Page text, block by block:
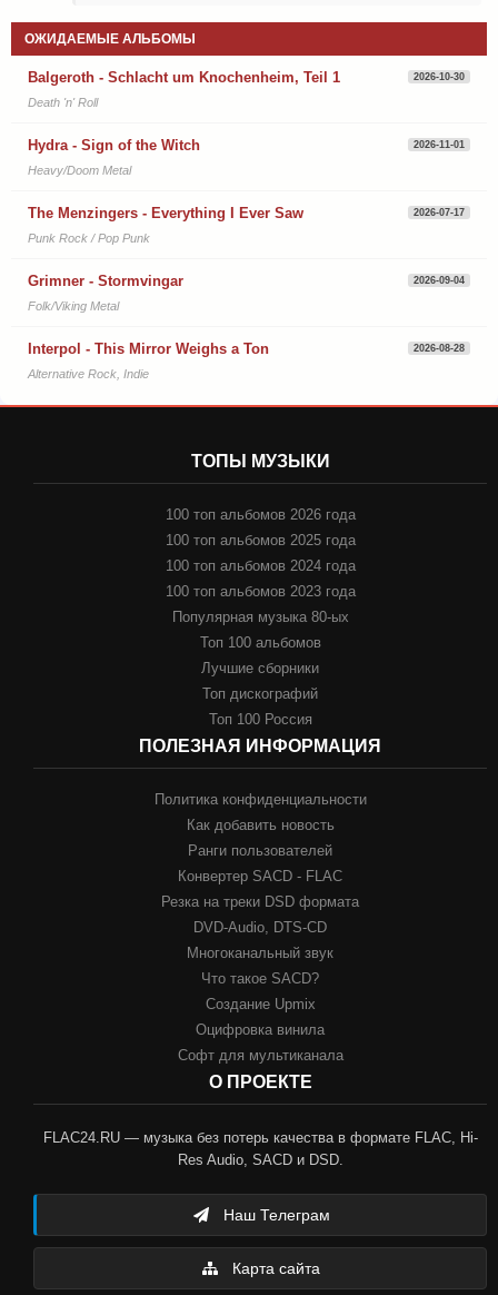
ОЖИДАЕМЫЕ АЛЬБОМЫ
Balgeroth - Schlacht um Knochenheim, Teil 1 2026-10-30
Death 'n' Roll
Hydra - Sign of the Witch 2026-11-01
Heavy/Doom Metal
The Menzingers - Everything I Ever Saw 2026-07-17
Punk Rock / Pop Punk
Grimner - Stormvingar 2026-09-04
Folk/Viking Metal
Interpol - This Mirror Weighs a Ton 2026-08-28
Alternative Rock, Indie
ТОПЫ МУЗЫКИ
100 топ альбомов 2026 года
100 топ альбомов 2025 года
100 топ альбомов 2024 года
100 топ альбомов 2023 года
Популярная музыка 80-ых
Топ 100 альбомов
Лучшие сборники
Топ дискографий
Топ 100 Россия
ПОЛЕЗНАЯ ИНФОРМАЦИЯ
Политика конфиденциальности
Как добавить новость
Ранги пользователей
Конвертер SACD - FLAC
Резка на треки DSD формата
DVD-Audio, DTS-CD
Многоканальный звук
Что такое SACD?
Создание Upmix
Оцифровка винила
Софт для мультиканала
О ПРОЕКТЕ
FLAC24.RU — музыка без потерь качества в формате FLAC, Hi-
Res Audio, SACD и DSD.
Наш Телеграм
Карта сайта